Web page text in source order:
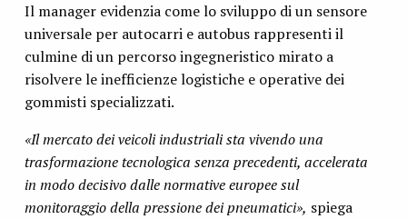
Il manager evidenzia come lo sviluppo di un sensore
universale per autocarri e autobus rappresenti il
culmine di un percorso ingegneristico mirato a
risolvere le inefficienze logistiche e operative dei
gommisti specializzati.
«Il mercato dei veicoli industriali sta vivendo una
trasformazione tecnologica senza precedenti, accelerata
in modo decisivo dalle normative europee sul
monitoraggio della pressione dei pneumatici», spiega